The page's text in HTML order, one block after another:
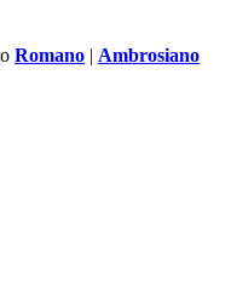
Romano | Ambrosiano